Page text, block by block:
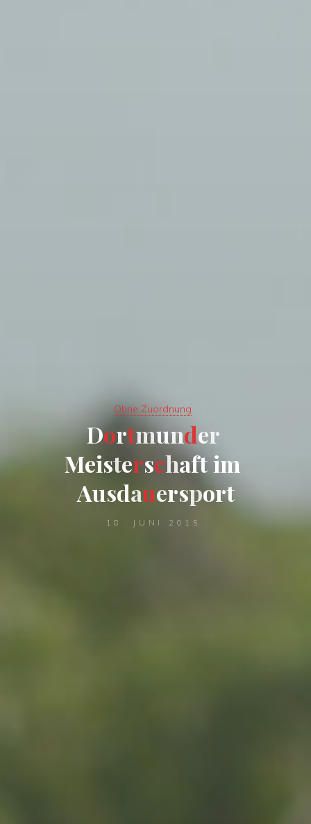
Ohne Zuordnung
D
Dor
rtmunder
Meistersch
haf
ftim
A
Ausd
dauerspo
ort
18. JUNI 2015